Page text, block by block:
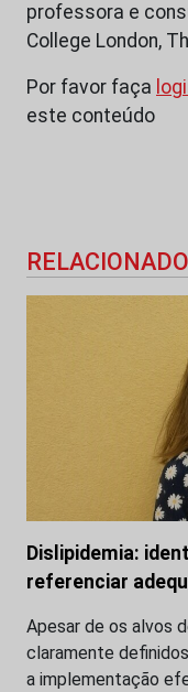
professora e
College London,
Por favor faça
este conteúdo
Dislipidemia:
referenciar
Apesar de os alvos
claramente
a implementação